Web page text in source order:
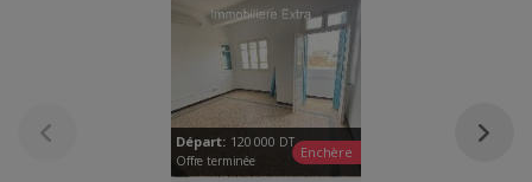
Départ: 120 000 DT
Offre terminée
Enchère